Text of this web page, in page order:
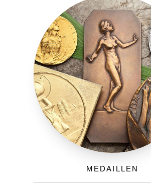
Medaillen